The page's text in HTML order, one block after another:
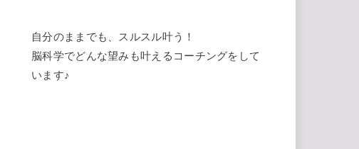
自分のままでも、スルスル叶う！
脳科学でどんな望みも叶えるコーチングをして
います♪